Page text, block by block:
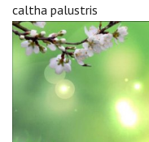
caltha palustris